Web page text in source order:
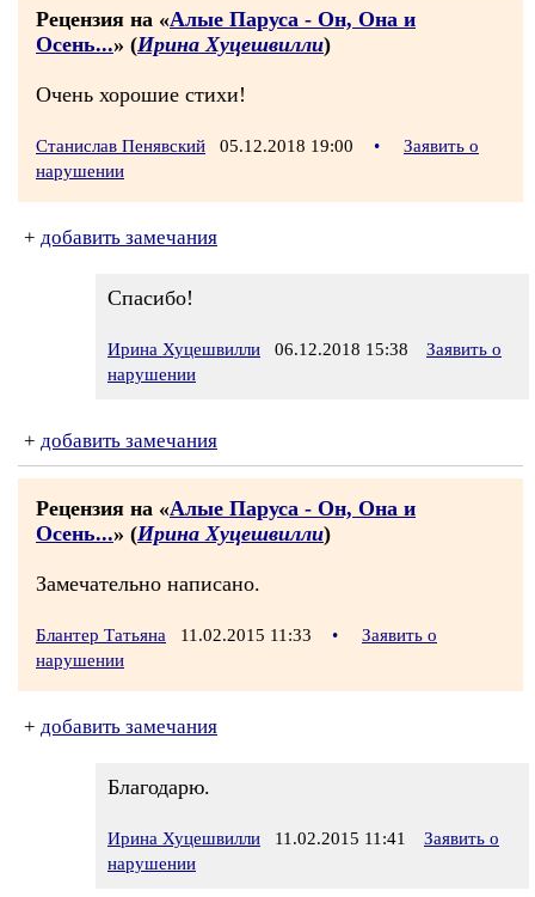
Рецензия на «Алые Паруса - Он, Она и
Осень...» (Ирина Хуцешвилли)
Очень хорошие стихи!
Станислав Пенявский 05.12.2018 19:00 •
Заявить о
нарушении
+ добавить замечания
Спасибо!
Ирина Хуцешвилли 06.12.2018 15:38
Заявить о
нарушении
+ добавить замечания
Рецензия на «Алые Паруса - Он, Она и
Осень...» (Ирина Хуцешвилли)
Замечательно написано.
Блантер Татьяна 11.02.2015 11:33 •
Заявить о
нарушении
+ добавить замечания
Благодарю.
Ирина Хуцешвилли 11.02.2015 11:41
Заявить о
нарушении